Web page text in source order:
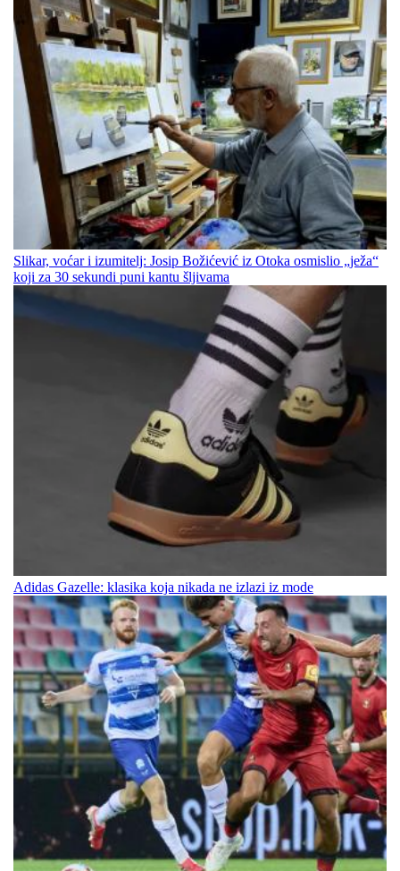
Slikar, voćar i izumitelj: Josip Božićević iz Otoka osmislio „ježa“
koji za 30 sekundi puni kantu šljivama
Adidas Gazelle: klasika koja nikada ne izlazi iz mode